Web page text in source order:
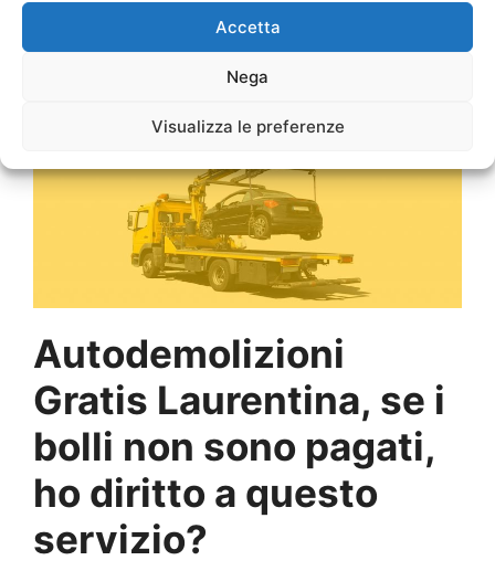
Accetta
Nega
Visualizza le preferenze
Sfascio Motorini
Laurentina
Autodemolizioni
Gratis Laurentina, se i
bolli non sono pagati,
ho diritto a questo
servizio?